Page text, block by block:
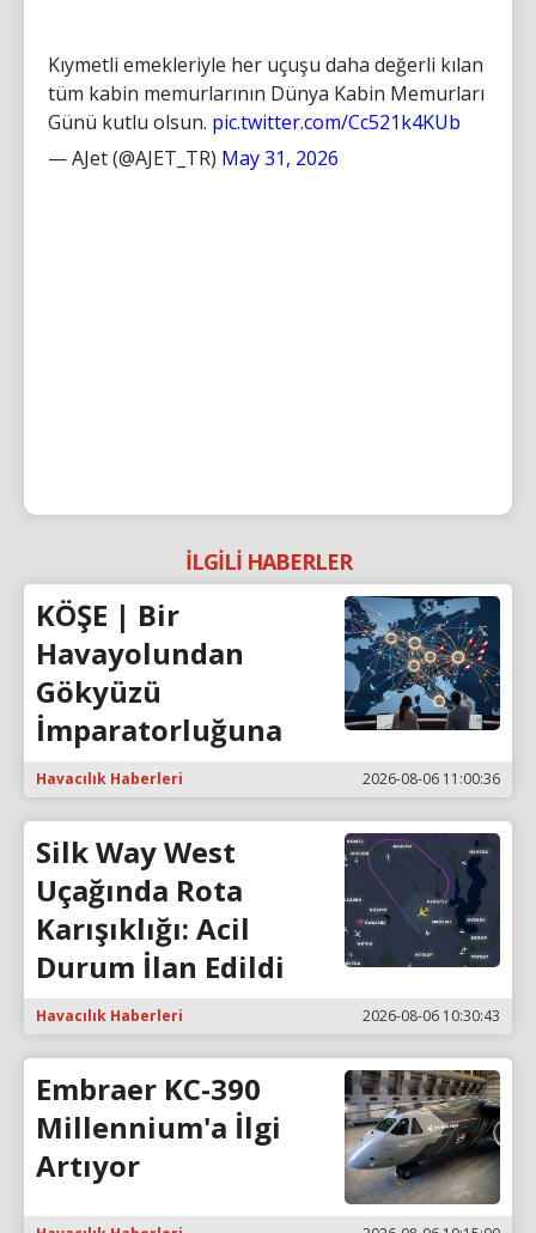
Kıymetli emekleriyle her uçuşu daha değerli kılan
tüm kabin memurlarının Dünya Kabin Memurları
Günü kutlu olsun. pic.twitter.com/Cc521k4KUb
— AJet (@AJET_TR) May 31, 2026
İLGİLİ HABERLER
KÖŞE | Bir
Havayolundan
Gökyüzü
İmparatorluğuna
Havacılık Haberleri 2026-08-06 11:00:36
Silk Way West
Uçağında Rota
Karışıklığı: Acil
Durum İlan Edildi
Havacılık Haberleri 2026-08-06 10:30:43
Embraer KC-390
Millennium'a İlgi
Artıyor